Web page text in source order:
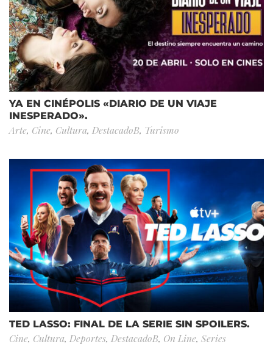
YA EN CINÉPOLIS «DIARIO DE UN VIAJE
INESPERADO».
Arte, Cine, Cultura, DestacadoB, Turismo
TED LASSO: FINAL DE LA SERIE SIN SPOILERS.
Cine, Cultura, Deportes, DestacadoB, On Line, Series